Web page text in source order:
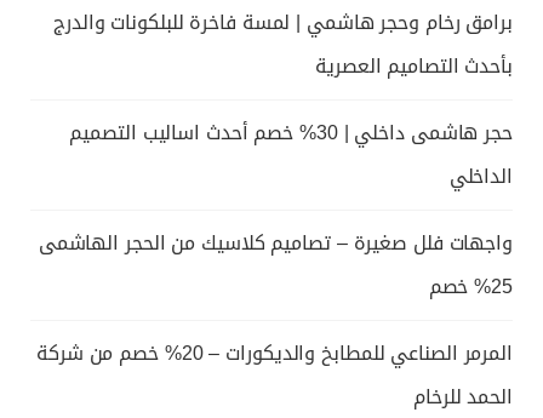
برامق رخام وحجر هاشمي | لمسة فاخرة للبلكونات والدرج
بأحدث التصاميم العصرية
حجر هاشمى داخلي | 30% خصم أحدث اساليب التصميم
الداخلي
واجهات فلل صغيرة – تصاميم كلاسيك من الحجر الهاشمى
25% خصم
المرمر الصناعي للمطابخ والديكورات – 20% خصم من شركة
الحمد للرخام